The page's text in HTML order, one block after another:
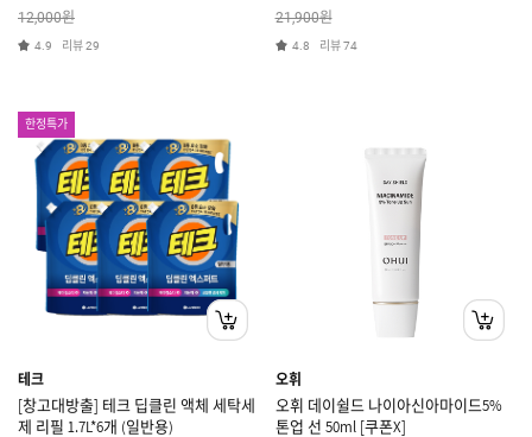
12,000원
4.9 리뷰29
21,900원
4.8 리뷰74
한정특가
테크
[창고대방출] 테크 딥클린 액체 세탁세
제 리필 1.7L*6개 (일반용)
오휘
오휘 데이쉴드 나이아신아마이드5%
톤업 선 50ml [쿠폰X]